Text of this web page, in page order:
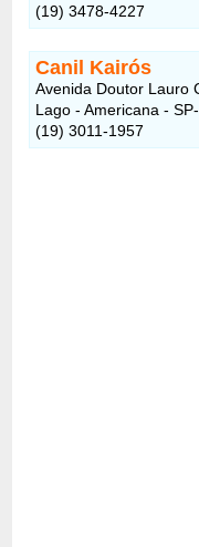
(19) 3478-4227
Canil Kairós
Avenida Doutor Lauro
Lago - Americana -
(19) 3011-1957